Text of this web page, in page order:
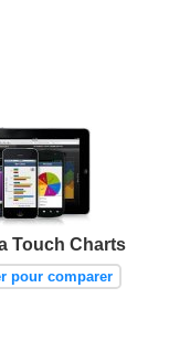
Touch Charts
pour comparer